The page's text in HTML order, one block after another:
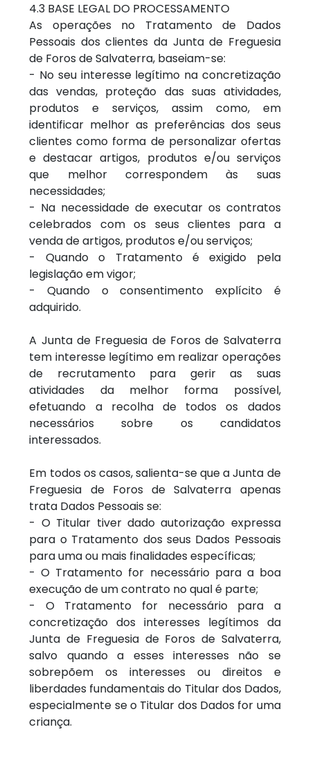
4.3 BASE LEGAL DO PROCESSAMENTO
As operações no Tratamento de Dados
Pessoais dos clientes da Junta de Freguesia
de Foros de Salvaterra, baseiam-se:
- No seu interesse legítimo na concretização
das vendas, proteção das suas atividades,
produtos e serviços, assim como, em
identificar melhor as preferências dos seus
clientes como forma de personalizar ofertas
e destacar artigos, produtos e/ou serviços
que melhor correspondem às suas
necessidades;
- Na necessidade de executar os contratos
celebrados com os seus clientes para a
venda de artigos, produtos e/ou serviços;
- Quando o Tratamento é exigido pela
legislação em vigor;
- Quando o consentimento explícito é
adquirido.
A Junta de Freguesia de Foros de Salvaterra
tem interesse legítimo em realizar operações
de recrutamento para gerir as suas
atividades da melhor forma possível,
efetuando a recolha de todos os dados
necessários sobre os candidatos
interessados.
Em todos os casos, salienta-se que a Junta de
Freguesia de Foros de Salvaterra apenas
trata Dados Pessoais se:
- O Titular tiver dado autorização expressa
para o Tratamento dos seus Dados Pessoais
para uma ou mais finalidades específicas;
- O Tratamento for necessário para a boa
execução de um contrato no qual é parte;
- O Tratamento for necessário para a
concretização dos interesses legítimos da
Junta de Freguesia de Foros de Salvaterra,
salvo quando a esses interesses não se
sobrepõem os interesses ou direitos e
liberdades fundamentais do Titular dos Dados,
especialmente se o Titular dos Dados for uma
criança.